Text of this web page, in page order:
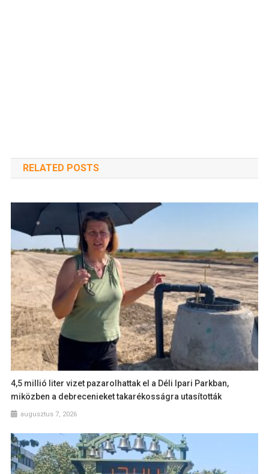
RELATED POSTS
4,5 millió liter vizet pazarolhattak el a Déli Ipari Parkban,
miközben a debrecenieket takarékosságra utasították
augusztus 7, 2026